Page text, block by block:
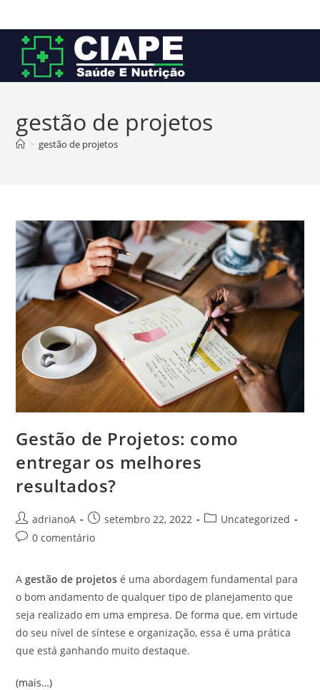
para
conteúdo
gestão de projetos
> gestão de projetos
Gestão de Projetos: como
entregar os melhores
resultados?
Autor
do
adrianoA
Post
publicado:
setembro 22, 2022
Categoria
Uncategorized
Comentários
0 comentário
Agestão de projetos é uma abordagem fundamental para
o bom andamento de qualquer tipo de planejamento que
seja realizado em uma empresa. De forma que, em virtude
do seu nível de síntese e organização, essa é uma prática
que está ganhando muito destaque.
(mais…)